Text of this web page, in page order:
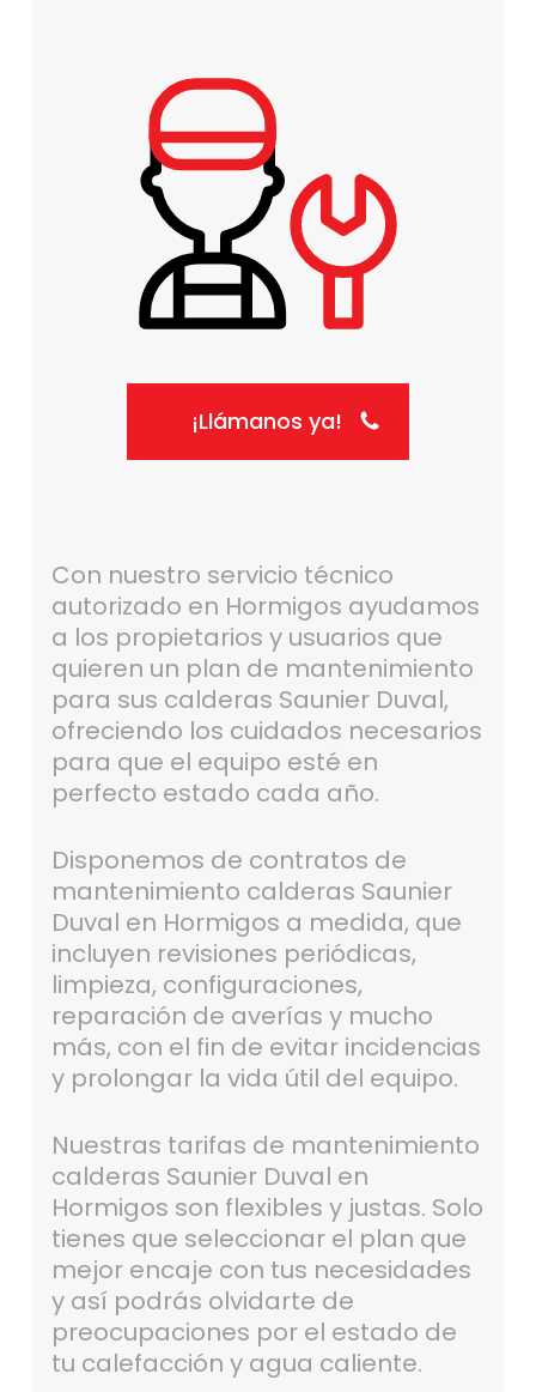
¡Llámanos ya!
Con nuestro servicio técnico
autorizado en Hormigos ayudamos
a los propietarios y usuarios que
quieren un plan de mantenimiento
para sus calderas Saunier Duval,
ofreciendo los cuidados necesarios
para que el equipo esté en
perfecto estado cada año.
Disponemos de contratos de
mantenimiento calderas Saunier
Duval en Hormigos a medida, que
incluyen revisiones periódicas,
limpieza, configuraciones,
reparación de averías y mucho
más, con el fin de evitar incidencias
y prolongar la vida útil del equipo.
Nuestras tarifas de mantenimiento
calderas Saunier Duval en
Hormigos son flexibles y justas. Solo
tienes que seleccionar el plan que
mejor encaje con tus necesidades
y así podrás olvidarte de
preocupaciones por el estado de
tu calefacción y agua caliente.